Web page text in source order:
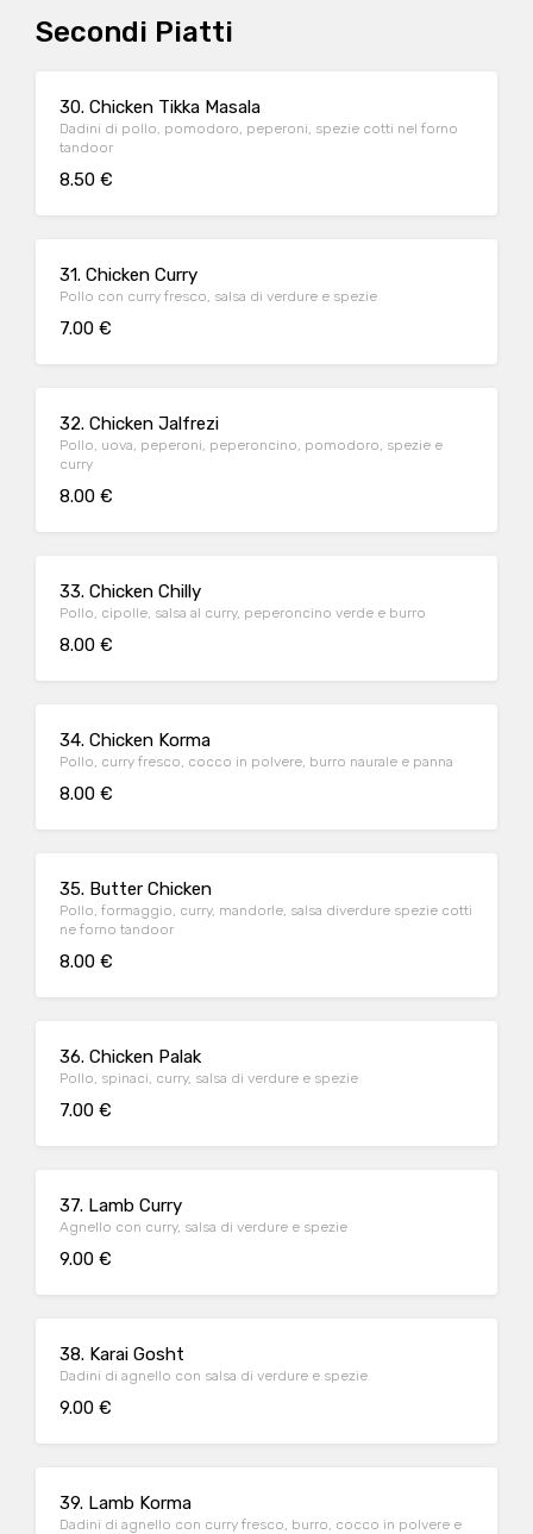
Secondi Piatti
30. Chicken Tikka Masala
Dadini di pollo, pomodoro, peperoni, spezie cotti nel forno
tandoor
8.50 €
31. Chicken Curry
Pollo con curry fresco, salsa di verdure e spezie
7.00 €
32. Chicken Jalfrezi
Pollo, uova, peperoni, peperoncino, pomodoro, spezie e
curry
8.00 €
33. Chicken Chilly
Pollo, cipolle, salsa al curry, peperoncino verde e burro
8.00 €
34. Chicken Korma
Pollo, curry fresco, cocco in polvere, burro naurale e panna
8.00 €
35. Butter Chicken
Pollo, formaggio, curry, mandorle, salsa diverdure spezie cotti
ne forno tandoor
8.00 €
36. Chicken Palak
Pollo, spinaci, curry, salsa di verdure e spezie
7.00 €
37. Lamb Curry
Agnello con curry, salsa di verdure e spezie
9.00 €
38. Karai Gosht
Dadini di agnello con salsa di verdure e spezie
9.00 €
39. Lamb Korma
Dadini di agnello con curry fresco, burro, cocco in polvere e